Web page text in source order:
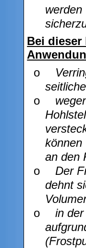
werden
Bei dieser
o
o
können
an den
o
Der
dehnt
o
in